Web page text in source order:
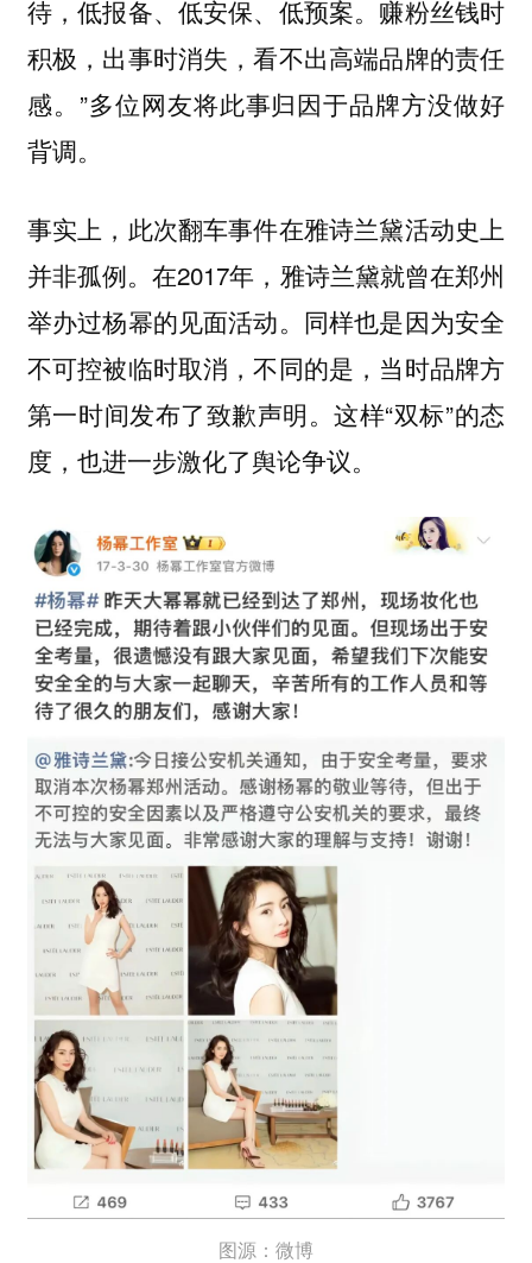
待，低报备、低安保、低预案。赚粉丝钱时
积极，出事时消失，看不出高端品牌的责任
感。”多位网友将此事归因于品牌方没做好
背调。
事实上，此次翻车事件在雅诗兰黛活动史上
并非孤例。在2017年，雅诗兰黛就曾在郑州
举办过杨幂的见面活动。同样也是因为安全
不可控被临时取消，不同的是，当时品牌方
第一时间发布了致歉声明。这样“双标”的态
度，也进一步激化了舆论争议。
图源：微博